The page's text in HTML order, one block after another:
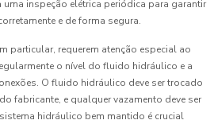
inspeção elétrica periódica para garantir
e de forma segura.
particular, requerem atenção especial ao
o nível do fluido hidráulico e a
O fluido hidráulico deve ser trocado
fabricante, e qualquer vazamento deve ser
hidráulico bem mantido é crucial